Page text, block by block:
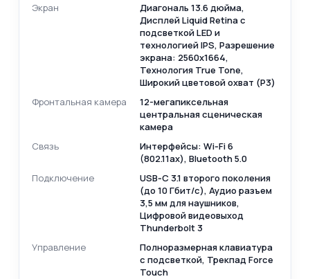
Экран
Диагональ 13.6 дюйма,
Дисплей Liquid Retina c
подсветкой LED и
технологией IPS, Разрешение
экрана: 2560x1664,
Технология True Tone,
Широкий цветовой охват (P3)
Фронтальная камера
12-мегапиксельная
центральная сценическая
камера
Связь
Интерфейсы: Wi‑Fi 6
(802.11ax), Bluetooth 5.0
Подключение
USB‑C 3.1 второго поколения
(до 10 Гбит/ с), Аудио разъем
3,5 мм для наушников,
Цифровой видеовыход
Thunderbolt 3
Управление
Полноразмерная клавиатура
с подсветкой, Трекпад Force
Touch